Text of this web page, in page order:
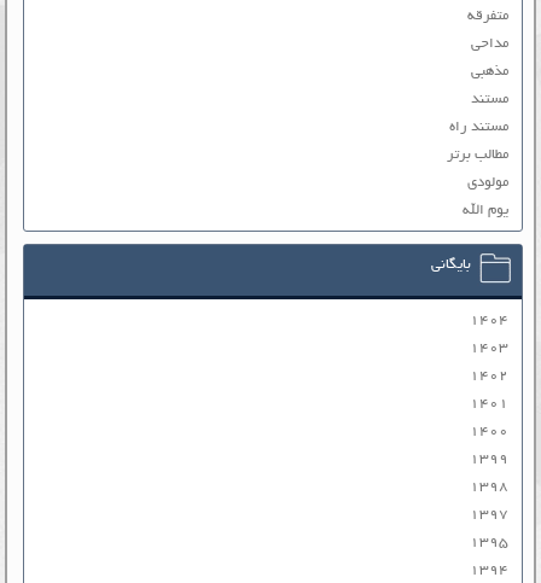
متفرقه
مداحی
مذهبی
مستند
مستند راه
مطالب برتر
مولودی
یوم الله
بایگانی
۱۴۰۴
۱۴۰۳
۱۴۰۲
۱۴۰۱
۱۴۰۰
۱۳۹۹
۱۳۹۸
۱۳۹۷
۱۳۹۵
۱۳۹۴